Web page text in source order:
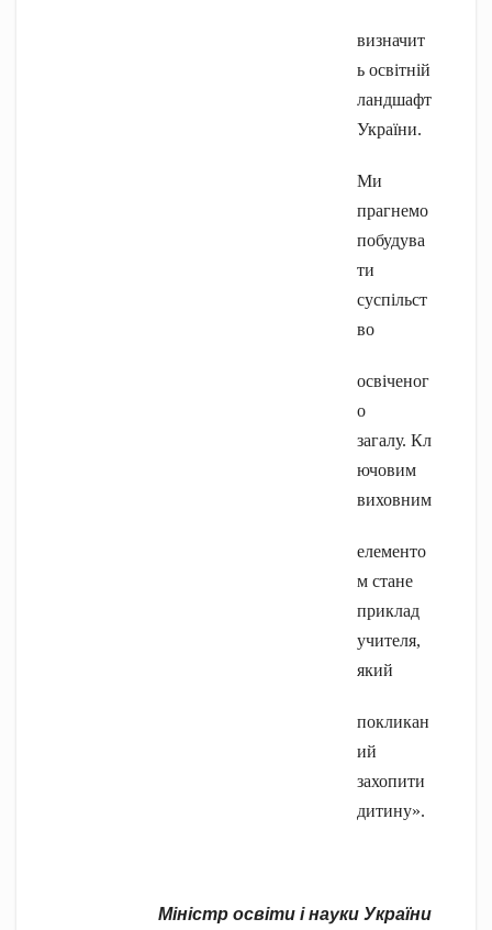
визначит
ь освітній
ландшафт
України.
Ми
прагнемо
побудува
ти
суспільст
во
освіченог
о
загалу. Кл
ючовим
виховним
елементо
м стане
приклад
учителя,
який
покликан
ий
захопити
дитину».
Міністр освіти і науки України